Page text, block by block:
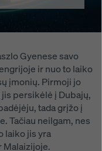
Gyenese savo
ir nuo to laiko
įmonių. Pirmoji jo
jis persikėlė į Dubajų,
tada grįžo į
Tačiau neilgam, nes
laiko jis yra
Malaizijoje.